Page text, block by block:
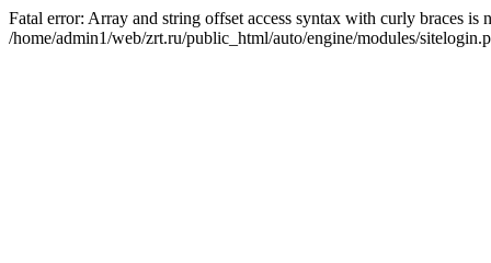
Fatal error: Array and string offset access syntax with curly braces is
/home/admin1/web/zrt.ru/public_html/auto/engine/modules/